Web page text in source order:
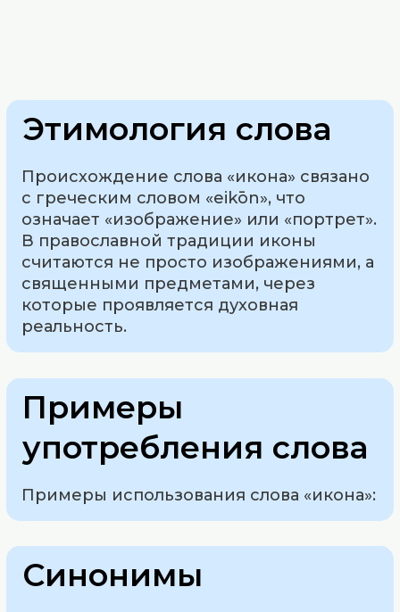
Этимология слова
Происхождение слова «икона» связано
с греческим словом «eikōn», что
означает «изображение» или «портрет».
В православной традиции иконы
считаются не просто изображениями, а
священными предметами, через
которые проявляется духовная
реальность.
Примеры
употребления слова
Примеры использования слова «икона»:
Синонимы